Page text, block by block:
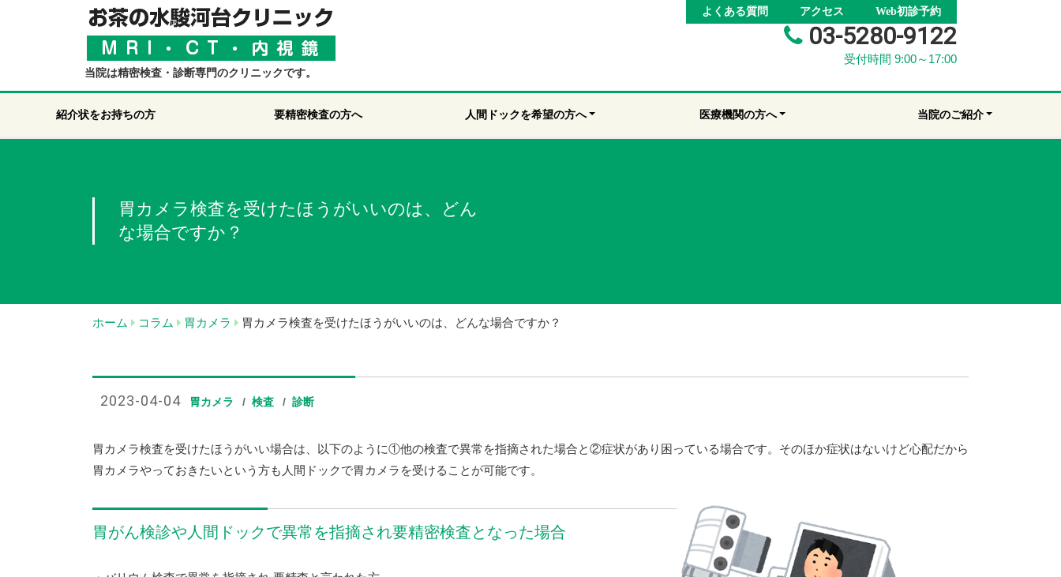
当院は精密検査・診断専門のクリニックです。
よくある質問 アクセス Web初診予約
03-5280-9122
受付時間 9:00～17:00
紹介状をお持ちの方 要精密検査の方へ 人間ドックを希望の方へ 医療機関の方へ 当院のご紹介
胃カメラ検査を受けたほうがいいのは、どん
な場合ですか？
ホーム コラム 胃カメラ 胃カメラ検査を受けたほうがいいのは、どんな場合ですか？
2023-04-04 胃カメラ 検査 診断
胃カメラ検査を受けたほうがいい場合は、以下のように①他の検査で異常を指摘された場合と②症状があり困っている場合です。そのほか症状はないけど心配だから
胃カメラやっておきたいという方も人間ドックで胃カメラを受けることが可能です。
胃がん検診や人間ドックで異常を指摘され要精密検査となった場合